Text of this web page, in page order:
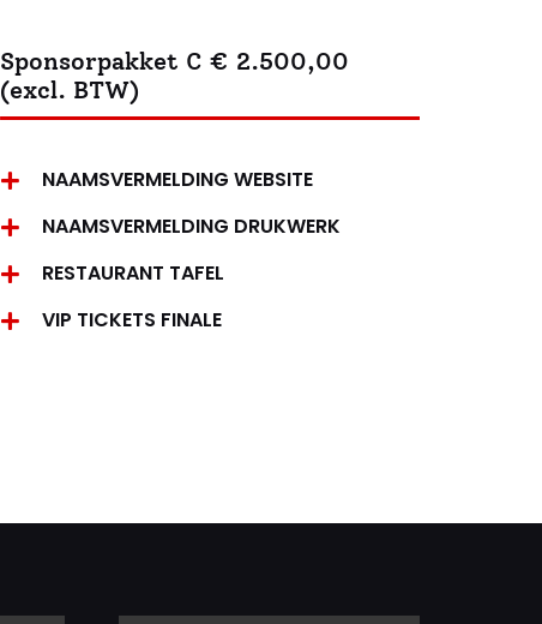
Sponsorpakket C € 2.500,00
(excl. BTW)
NAAMSVERMELDING WEBSITE
NAAMSVERMELDING DRUKWERK
RESTAURANT TAFEL
VIP TICKETS FINALE